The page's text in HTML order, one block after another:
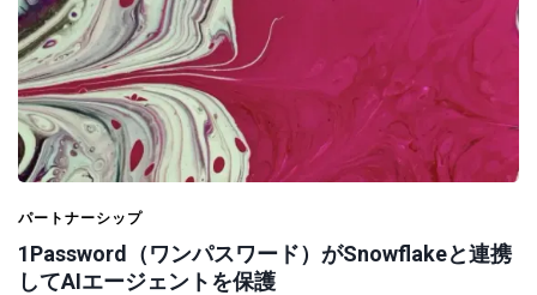
パートナーシップ
1Password（ワンパスワード）がSnowflakeと連携
してAIエージェントを保護